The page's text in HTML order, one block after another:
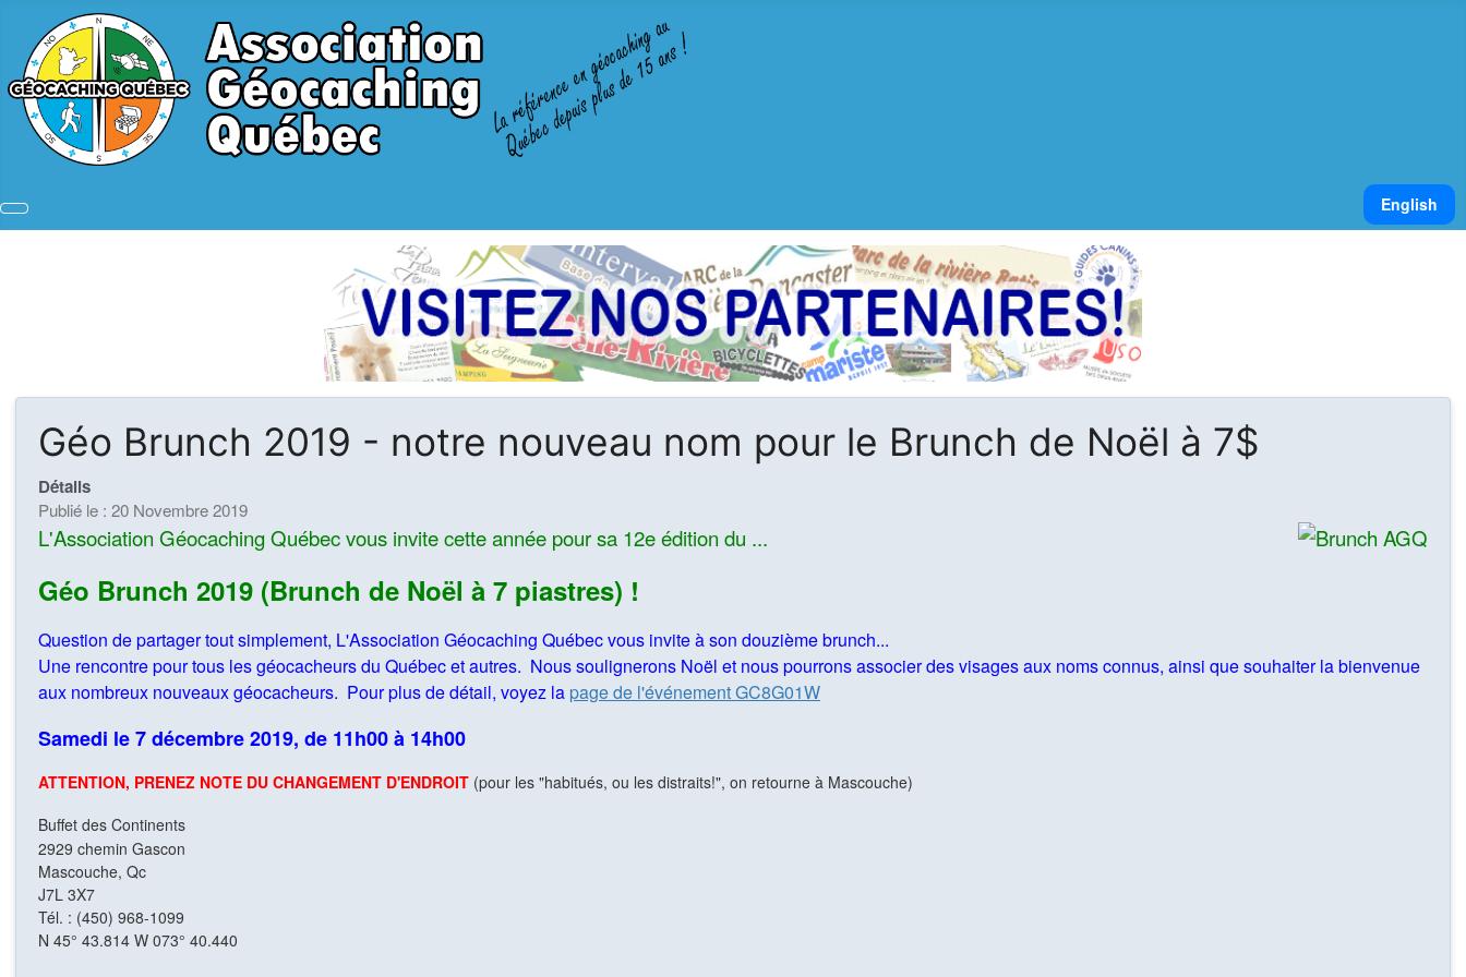
Sélectionnez
English
Géo Brunch 2019 - notre nouveau nom pour le Brunch de Noël à 7$
Détails
Publié le : 20 Novembre 2019
L'Association Géocaching Québecvous invite cette année pour sa 12e édition du ...
Géo Brunch 2019 (Brunch de Noël à 7 piastres) !
Question de partager tout simplement, L'Association Géocaching Québec vous invite à son douzième brunch...
Une rencontre pour tous les géocacheurs du Québec et autres. Nous soulignerons Noël et nous pourrons associer des visages aux noms connus, ainsi que souhaiter la bienvenue
aux nombreux nouveaux géocacheurs. Pour plus de détail, voyez la page de l'événement GC8G01W
Samedi le 7 décembre 2019, de 11h00 à 14h00
ATTENTION, PRENEZ NOTE DU CHANGEMENT D'ENDROIT (pour les "habitués, ou les distraits!", on retourne à Mascouche)
Buffet des Continents
2929 chemin Gascon
Mascouche, Qc
J7L 3X7
Tél. : (450) 968-1099
N 45° 43.814 W 073° 40.440